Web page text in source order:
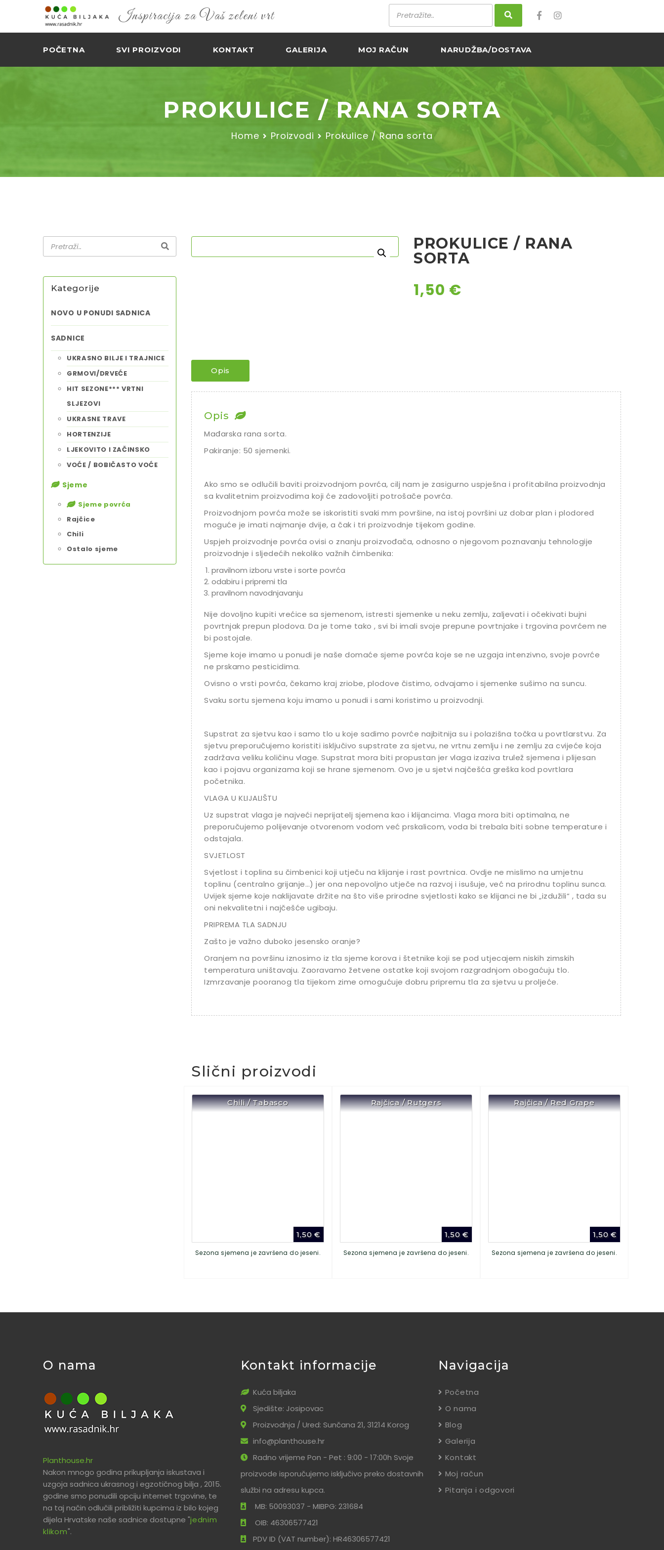
Inspiracija za Vaš zeleni vrt
POČETNA SVI PROIZVODI KONTAKT GALERIJA MOJ RAČUN NARUDŽBA/DOSTAVA
PROKULICE / RANA SORTA
Home Proizvodi Prokulice / Rana sorta
Kategorije
NOVO U PONUDI SADNICA
SADNICE
UKRASNO BILJE I TRAJNICE
GRMOVI/DRVEĆE
HIT SEZONE*** VRTNI
SLJEZOVI
UKRASNE TRAVE
HORTENZIJE
LJEKOVITO I ZAČINSKO
VOĆE / BOBIČASTO VOĆE
Sjeme
Sjeme povrća
Rajčice
Chili
Ostalo sjeme
PROKULICE / RANA
SORTA
1,50 €
Opis
Opis
Mađarska rana sorta.
Pakiranje: 50 sjemenki.
Ako smo se odlučili baviti proizvodnjom povrća, cilj nam je zasigurno uspješna i profitabilna proizvodnja
sa kvalitetnim proizvodima koji će zadovoljiti potrošače povrća.
Proizvodnjom povrća može se iskoristiti svaki mm površine, na istoj površini uz dobar plan i plodored
moguće je imati najmanje dvije, a čak i tri proizvodnje tijekom godine.
Uspjeh proizvodnje povrća ovisi o znanju proizvođača, odnosno o njegovom poznavanju tehnologije
proizvodnje i sljedećih nekoliko važnih čimbenika:
pravilnom izboru vrste i sorte povrća
odabiru i pripremi tla
pravilnom navodnjavanju
Nije dovoljno kupiti vrećice sa sjemenom, istresti sjemenke u neku zemlju, zaljevati i očekivati bujni
povrtnjak prepun plodova. Da je tome tako , svi bi imali svoje prepune povrtnjake i trgovina povrćem ne
bi postojale.
Sjeme koje imamo u ponudi je naše domaće sjeme povrća koje se ne uzgaja intenzivno, svoje povrće
ne prskamo pesticidima.
Ovisno o vrsti povrća, čekamo kraj zriobe, plodove čistimo, odvajamo i sjemenke sušimo na suncu.
Svaku sortu sjemena koju imamo u ponudi i sami koristimo u proizvodnji.
Supstrat za sjetvu kao i samo tlo u koje sadimo povrće najbitnija su i polazišna točka u povrtlarstvu. Za
sjetvu preporučujemo koristiti isključivo supstrate za sjetvu, ne vrtnu zemlju i ne zemlju za cvijeće koja
zadržava veliku količinu vlage. Supstrat mora biti propustan jer vlaga izaziva trulež sjemena i plijesan
kao i pojavu organizama koji se hrane sjemenom. Ovo je u sjetvi najčešća greška kod povrtlara
početnika.
VLAGA U KLIJALIŠTU
Uz supstrat vlaga je najveći neprijatelj sjemena kao i klijancima. Vlaga mora biti optimalna, ne
preporučujemo polijevanje otvorenom vodom već prskalicom, voda bi trebala biti sobne temperature i
odstajala.
SVJETLOST
Svjetlost i toplina su čimbenici koji utječu na klijanje i rast povrtnica. Ovdje ne mislimo na umjetnu
toplinu (centralno grijanje…) jer ona nepovoljno utječe na razvoj i isušuje, već na prirodnu toplinu sunca.
Uvijek sjeme koje naklijavate držite na što više prirodne svjetlosti kako se klijanci ne bi „izdužili“ , tada su
oni nekvalitetni i najčešće ugibaju.
PRIPREMA TLA SADNJU
Zašto je važno duboko jesensko oranje?
Oranjem na površinu iznosimo iz tla sjeme korova i štetnike koji se pod utjecajem niskih zimskih
temperatura uništavaju. Zaoravamo žetvene ostatke koji svojom razgradnjom obogaćuju tlo.
Izmrzavanje pooranog tla tijekom zime omogućuje dobru pripremu tla za sjetvu u proljeće.
Slični proizvodi
Chili / Tabasco
1,50€
Sezona sjemena je završena do jeseni.
Rajčica / Rutgers
1,50€
Sezona sjemena je završena do jeseni.
Rajčica / Red Grape
1,50€
Sezona sjemena je završena do jeseni.
O nama
Planthouse.hr
Nakon mnogo godina prikupljanja iskustava i
uzgoja sadnica ukrasnog i egzotičnog bilja , 2015.
godine smo ponudili opciju internet trgovine, te
na taj način odlučili približiti kupcima iz bilo kojeg
dijela Hrvatske naše sadnice dostupne "jednim
klikom".
Kontakt informacije
Kuća biljaka
Sjedište: Josipovac
Proizvodnja / Ured: Sunčana 21, 31214 Korog
info@planthouse.hr
Radno vrijeme Pon - Pet : 9:00 - 17:00h Svoje
proizvode isporučujemo isključivo preko dostavnih
službi na adresu kupca.
MB: 50093037 - MIBPG: 231684
OIB: 46306577421
PDV ID (VAT number): HR46306577421
Navigacija
Početna
O nama
Blog
Galerija
Kontakt
Moj račun
Pitanja i odgovori